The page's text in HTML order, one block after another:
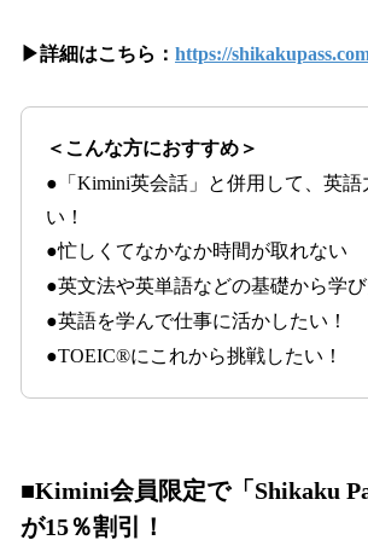
▶詳細はこちら： https://
＜こんな方におすすめ＞
●「Kimini英会話」と併用して、英語
い！
●忙しくてなかなか時間が取れない
●英文法や英単語などの基礎から学び
●英語を学んで仕事に活かしたい！
‍●TOEIC®にこれから挑戦したい！
■Kimini会員限定で「 Shikaku
が15％割引！